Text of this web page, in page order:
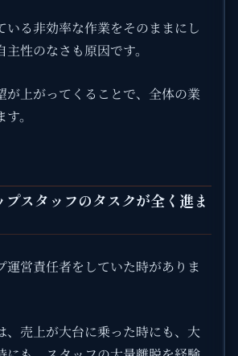
いる非効率な作業をそのままにし
性のなさも原因です。
が上がってくることで、全体の業
。
プスタッフのタスクが全く進ま
運営責任者をしていた時がありま
、売上が大台に乗った時にも、大